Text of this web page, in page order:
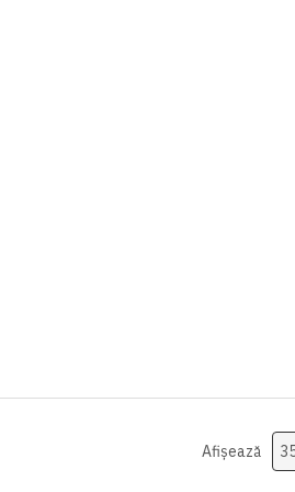
Afișează